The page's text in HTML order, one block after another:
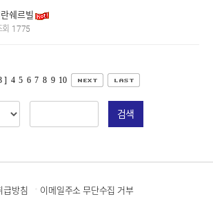
쉐르빌
회 1775
] 4 5 6 7 8 9 10
검색
급방침 이메일주소 무단수집 거부